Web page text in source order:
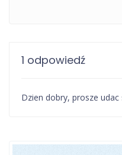
1 odpowiedź
Dzien dobry, prosze